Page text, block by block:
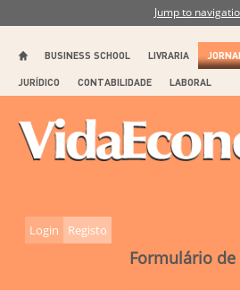
Jump to
BUSINESS SCHOOL LIVRARIA
JURÍDICO CONTABILIDADE LABORAL
Formulário
Login Registo